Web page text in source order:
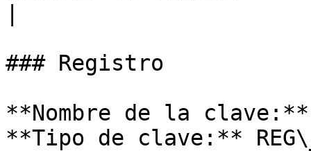
### Registro
**Nombre de la
**Tipo de clave:**